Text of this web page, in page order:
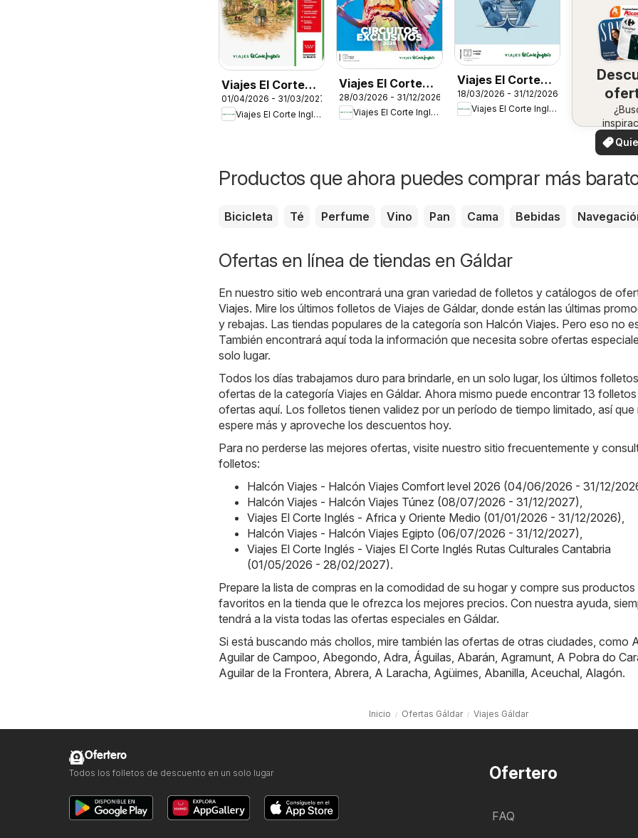
Viajes El Corte
Inglés Rutas
Culturales de la
01/04/2026 - 31/03/2027
Viajes El Corte Inglés
Viajes El Corte
Inglés Circuitos
exclusivos
28/03/2026 - 31/12/2026
Viajes El Corte Inglés
Viajes El Corte
Inglés
Excursiones
18/03/2026 - 31/12/2026
Viajes El Corte Inglés
en
¡Vea
ofertas
ver
Productos que ahora puedes comprar más
Bicicleta Té Perfume Vino Pan Cama Bebidas
Ofertas en línea de tiendas en Gáldar
En nuestro sitio web encontrará una gran variedad de folletos y catálogos de
Viajes. Mire los últimos folletos de Viajes de Gáldar, donde están las últimas
y rebajas. Las tiendas populares de la categoría son Halcón Viajes. Pero eso no
También encontrará aquí toda la información que necesita sobre ofertas
solo lugar.
Todos los días trabajamos duro para brindarle, en un solo lugar, los últimos
ofertas de la categoría Viajes en Gáldar. Ahora mismo puede encontrar 13
ofertas aquí. Los folletos tienen validez por un período de tiempo limitado, así que
espere más y aproveche los descuentos hoy.
Para no perderse las mejores ofertas, visite nuestro sitio frecuentemente y
folletos:
Halcón Viajes - Halcón Viajes Comfort level 2026 (04/06/2026 - 31/12/
Halcón Viajes - Halcón Viajes Túnez (08/07/2026 - 31/12/2027),
Viajes El Corte Inglés - Africa y Oriente Medio (01/01/2026 - 31/12/2026),
Halcón Viajes - Halcón Viajes Egipto (06/07/2026 - 31/12/2027),
Viajes El Corte Inglés - Viajes El Corte Inglés Rutas Culturales Cantabria
(01/05/2026 - 28/02/2027).
Prepare la lista de compras en la comodidad de su hogar y compre sus productos
favoritos en la tienda que le ofrezca los mejores precios. Con nuestra ayuda,
tendrá a la vista todas las ofertas especiales en Gáldar.
Si está buscando más chollos, mire también las ofertas de otras ciudades, como
Aguilar de Campoo, Abegondo, Adra, Águilas, Abarán, Agramunt, A Pobra do
Aguilar de la Frontera, Abrera, A Laracha, Agüimes, Abanilla, Aceuchal, Alagón.
Inicio Ofertas Gáldar Viajes Gáldar
Ofertero
FAQ
Ofertero
Todos los folletos de descuento en un solo lugar